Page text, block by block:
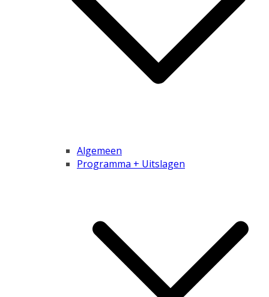
Algemeen
Programma + Uitslagen